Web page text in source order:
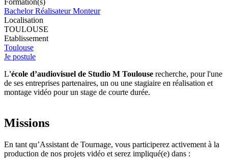
Formation(s)
Bachelor Réalisateur Monteur
Localisation
TOULOUSE
Etablissement
Toulouse
Je postule
L'école d’audiovisuel de Studio M Toulouse recherche, pour l'une
de ses entreprises partenaires, un ou une stagiaire en réalisation et
montage vidéo pour un stage de courte durée.
Missions
En tant qu’Assistant de Tournage, vous participerez activement à la
production de nos projets vidéo et serez impliqué(e) dans :